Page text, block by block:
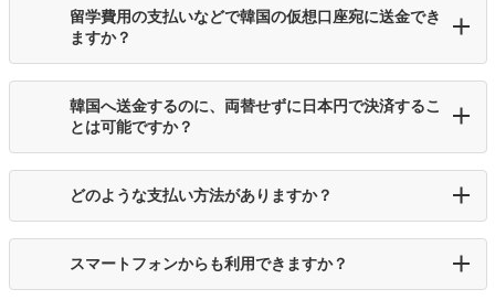
留学費用の支払いなどで韓国の仮想口座宛に送金でき
ますか？
韓国へ送金するのに、両替せずに日本円で決済するこ
とは可能ですか？
どのような支払い方法がありますか？
スマートフォンからも利用できますか？